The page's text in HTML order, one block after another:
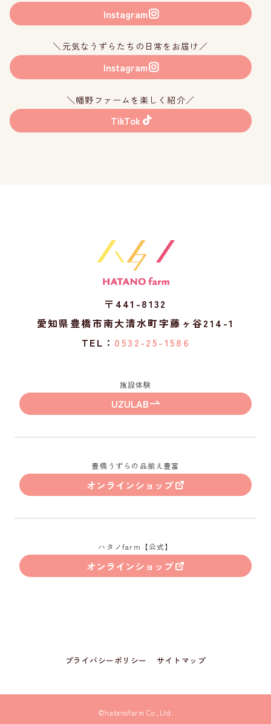
Instagram
＼元気なうずらたちの日常をお届け／
Instagram
＼幡野ファームを楽しく紹介／
TikTok
〒441-8132
愛知県豊橋市南大清水町字藤ヶ谷214-1
TEL： 0532-25-1586
施設体験
UZULAB
豊橋うずらの品揃え豊富
オンラインショップ
ハタノfarm【公式】
オンラインショップ
プライバシーポリシー サイトマップ
©hatanofarm Co.,Ltd.